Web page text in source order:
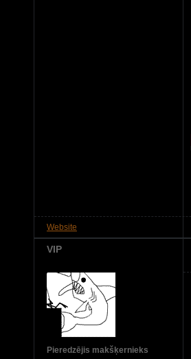
Website
VIP
Pieredzējis makšķernieks